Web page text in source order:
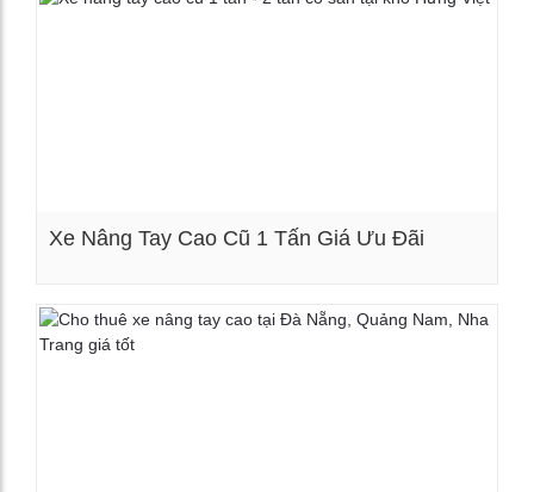
Xe Nâng Tay Cao Cũ 1 Tấn Giá Ưu Đãi